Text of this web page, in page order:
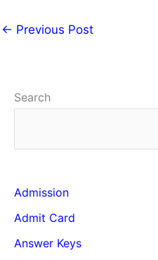
← Previous Post
Search
Admission
Admit Card
Answer Keys